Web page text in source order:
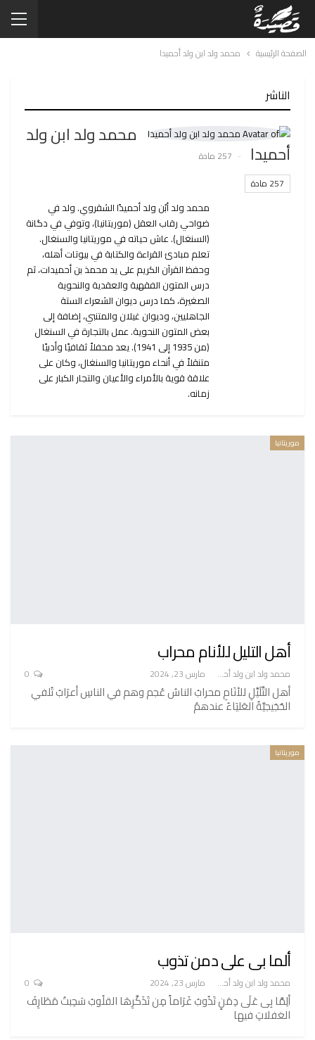
الصفحة الرئيسية محمد ولد ابن ولد أحميدا
الناشر
محمد ولد ابن ولد
أحميدا
257 مادة
257 مادة
محمد ولد أبُن ولد أحميدًا الشقروي. ولد في
ضواحي رقاب العقل (موريتانيا)، وتوفي في دگانة
(السنغال). عاش حياته في موريتانيا والسنغال.
تعلم مبادئ القراءة والكتابة في بيوتات أهله،
وحفظ القرآن الكريم على يد محمذ بن أحميدات، ثم
درس المتون الفقهية والعقدية والنحوية
الصغيرة، كما درس ديوان الشعراء الستة
الجاهليين، وديوان غيلان والمتنبي، إضافة إلى
بعض المتون النحوية. عمل بالتجارة في السنغال
(من 1935 إلى 1941). يعد محفلاً ثقافيًا وأدبيًا
متنقلاً في أنحاء موريتانيا والسنغال، وكان على
علاقة قوية بالأمراء والأعيان والتجار الكبار على
زمانه.
موريتانيا
أهل التليل للأنام محراب
محمد ولد ابن ولد أحميدا مارس 23, 2024
أهل التَّلَيِّلِ للأنَامِ محرابُ الناسُ عُجم وهم في الناسِ أعرَابُ تُلفي
الحُجَيجيَّةُ العَليَاءُ عندهمُ
موريتانيا
ألما بى على دمن تذوب
محمد ولد ابن ولد أحميدا مارس 23, 2024
ألِمَّا بِى عَلَى دِمَنٍ تَذُوبُ غَرَاماً مِن تَذَكَّرِهَا القلُوبُ سَحِبتُ مَطَارِفَ
الغفلاتِ فيها